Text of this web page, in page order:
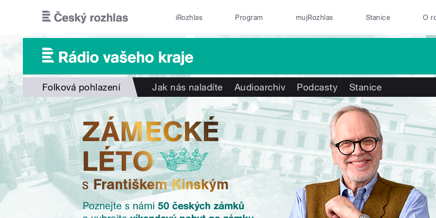
iRozhlas Program mujRozhlas Stanice O
Folková pohlazení Jak nás naladíte Audioarchiv Podcasty Stanice